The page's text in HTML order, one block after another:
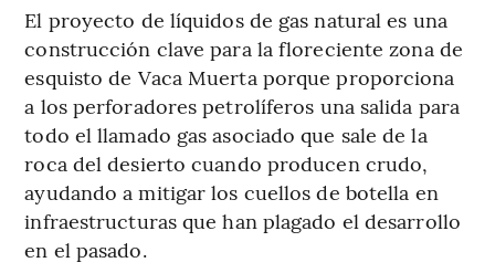
El proyecto de líquidos de gas natural es una
construcción clave para la floreciente zona de
esquisto de Vaca Muerta porque proporciona
a los perforadores petrolíferos una salida para
todo el llamado gas asociado que sale de la
roca del desierto cuando producen crudo,
ayudando a mitigar los cuellos de botella en
infraestructuras que han plagado el desarrollo
en el pasado.